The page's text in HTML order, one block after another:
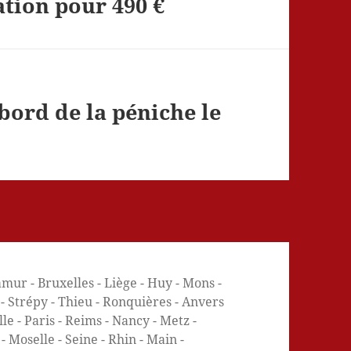
de la péniche le
- Bruxelles - Liège - Huy - Mons -
- Thieu - Ronquières - Anvers
- Paris - Reims - Nancy - Metz -
Moselle - Seine - Rhin - Main -